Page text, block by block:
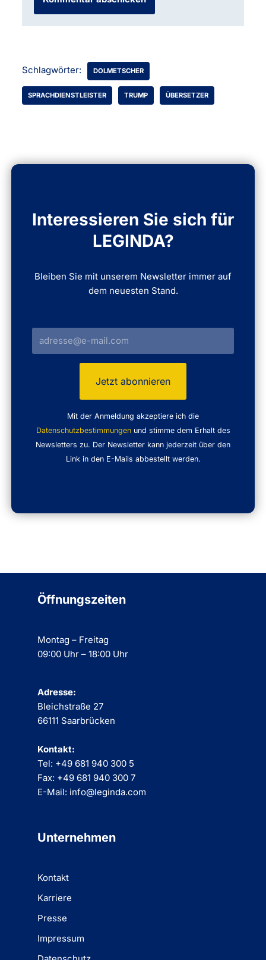
Schlagwörter: DOLMETSCHER
SPRACHDIENSTLEISTER TRUMP ÜBERSETZER
Interessieren Sie sich für
LEGINDA?
Bleiben Sie mit unserem Newsletter immer auf
dem neuesten Stand.
Mit der Anmeldung akzeptiere ich die
Datenschutzbestimmungenund stimme dem Erhalt des
Newsletters zu. Der Newsletter kann jederzeit über den
Link in den E-Mails abbestellt werden.
Öffnungszeiten
Montag – Freitag
09:00 Uhr – 18:00 Uhr
Adresse:
Bleichstraße 27
66111 Saarbrücken
Kontakt:
Tel: +49 681 940 300 5
Fax: +49 681 940 300 7
E-Mail: info@leginda.com
Unternehmen
Kontakt
Karriere
Presse
Impressum